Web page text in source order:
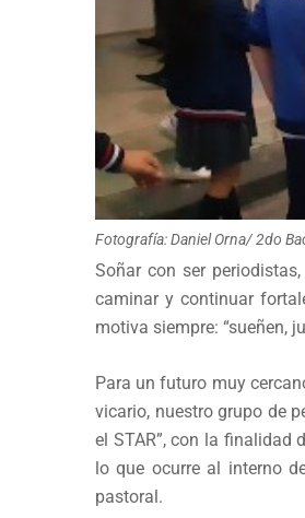
Fotografía: Daniel Orna/ 2do
Soñar con ser
caminar y continuar
motiva siempre: “sueñen,
Para un futuro muy
vicario, nuestro grupo de
el STAR”, con la finalidad
lo que ocurre al interno
pastoral.